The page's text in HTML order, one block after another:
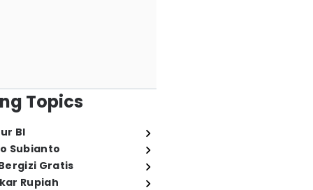
Topics
BI
Subianto
Gratis
Rupiah